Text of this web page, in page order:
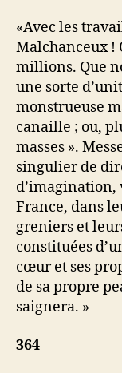
«Avec les
Malchanceux !
millions. Que
une sorte
monstrueuse
canaille ; ou,
masses ».
singulier de
d’imagination,
France, dans
greniers et
constituées
cœur et ses
de sa propre
saignera. »
364